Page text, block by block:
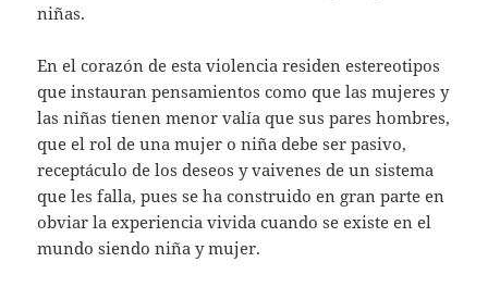
niñas.
En el corazón de esta violencia residen estereotipos
que instauran pensamientos como que las mujeres y
las niñas tienen menor valía que sus pares hombres,
que el rol de una mujer o niña debe ser pasivo,
receptáculo de los deseos y vaivenes de un sistema
que les falla, pues se ha construido en gran parte en
obviar la experiencia vivida cuando se existe en el
mundo siendo niña y mujer.